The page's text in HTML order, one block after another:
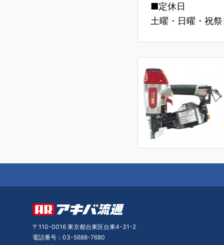
■定休日
土曜・日曜・祝
〒110-0016 東京都台東区台東4-31-2
電話番号：03-5688-7680